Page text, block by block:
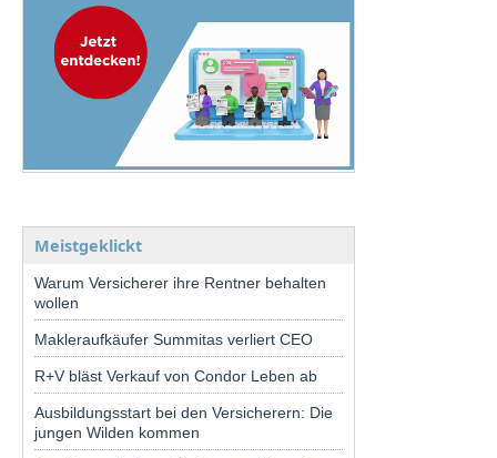
Meistgeklickt
Warum Versicherer ihre Rentner behalten
wollen
Makleraufkäufer Summitas verliert CEO
R+V bläst Verkauf von Condor Leben ab
Ausbildungsstart bei den Versicherern: Die
jungen Wilden kommen